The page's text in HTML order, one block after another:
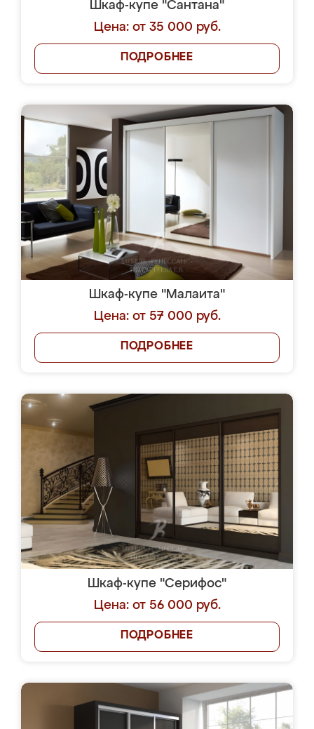
Шкаф-купе "Сантана"
Цена: от 35 000 руб.
ПОДРОБНЕЕ
Шкаф-купе "Малаита"
Цена: от 57 000 руб.
ПОДРОБНЕЕ
Шкаф-купе "Серифос"
Цена: от 56 000 руб.
ПОДРОБНЕЕ